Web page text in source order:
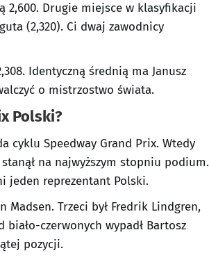
Drugie miejsce w klasyfikacji
(2,320). Ci dwaj zawodnicy
Identyczną średnią ma Janusz
o mistrzostwo świata.
Polski?
cyklu Speedway Grand Prix. Wtedy
na najwyższym stopniu podium.
jeden reprezentant Polski.
Trzeci był Fredrik Lindgren,
czerwonych wypadł Bartosz
pozycji.